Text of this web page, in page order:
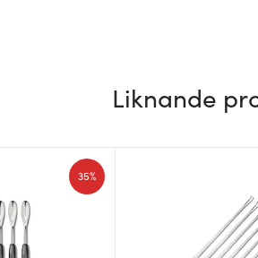
Liknande
35%